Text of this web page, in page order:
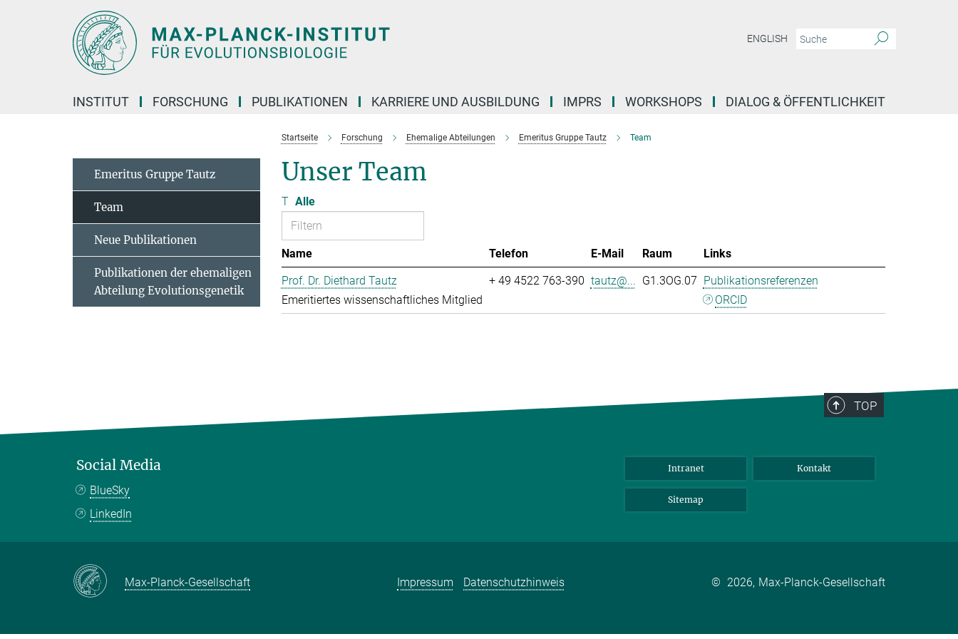
ENGLISH
INSTITUT FORSCHUNG PUBLIKATIONEN KARRIERE UND AUSBILDUNG IMPRS WORKSHOPS DIALOG & ÖFFENTLICHKEIT
Startseite Forschung Ehemalige Abteilungen Emeritus Gruppe Tautz Team
Unser Team
T Alle
Name Telefon E-Mail Raum
Links
Prof. Dr. Diethard Tautz
Emeritiertes wissenschaftliches Mitglied
+ 49 4522 763-390 tautz@... G1.3OG.07 Publikationsreferenzen
ORCID
Emeritus Gruppe Tautz
Team
Neue Publikationen
Publikationen der ehemaligen
Abteilung Evolutionsgenetik
TOP
Social Media
BlueSky
LinkedIn
Intranet Kontakt
Sitemap
Max-Planck-Gesellschaft Impressum Datenschutzhinweis © 2026, Max-Planck-Gesellschaft